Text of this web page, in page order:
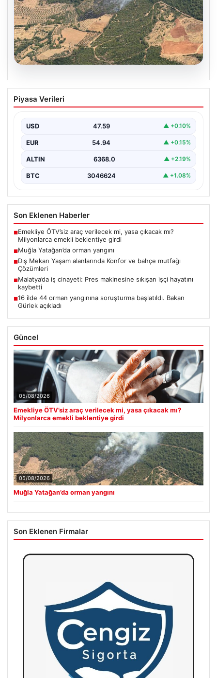
Muğla Yatağan’da orman yangını
Piyasa Verileri
USD 47.59 ▲ +0.10%
EUR 54.94 ▲ +0.15%
ALTIN 6368.0 ▲ +2.19%
BTC 3046624 ▲ +1.08%
Son Eklenen Haberler
■Emekliye ÖTV’siz araç verilecek mi, yasa çıkacak mı?
Milyonlarca emekli beklentiye girdi
■Muğla Yatağan’da orman yangını
■Dış Mekan Yaşam alanlarında Konfor ve bahçe mutfağı
Çözümleri
■Malatya’da iş cinayeti: Pres makinesine sıkışan işçi hayatını
kaybetti
■16 ilde 44 orman yangınına soruşturma başlatıldı. Bakan
Gürlek açıkladı
Güncel
05/08/2026
Emekliye ÖTV’siz araç verilecek mi, yasa çıkacak mı?
Milyonlarca emekli beklentiye girdi
05/08/2026
Muğla Yatağan’da orman yangını
Son Eklenen Firmalar